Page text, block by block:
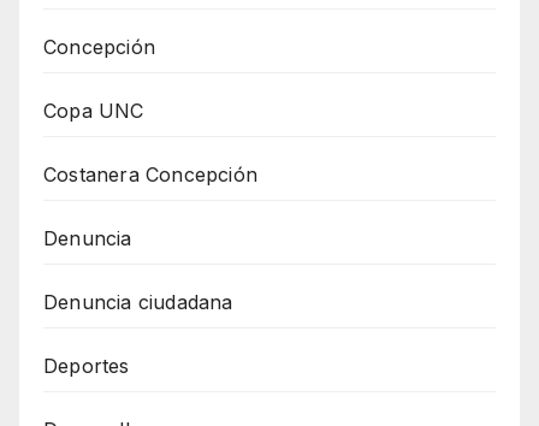
Concepción
Copa UNC
Costanera Concepción
Denuncia
Denuncia ciudadana
Deportes